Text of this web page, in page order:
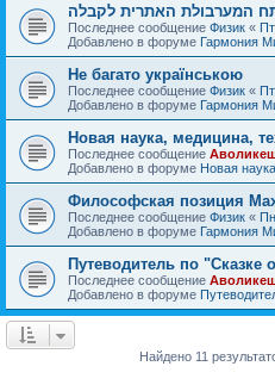
המערבולת האתרית לקבלה
Последнее сообщение Физик «
Добавлено в форуме Гармония
Не багато українською
Последнее сообщение Физик «
Добавлено в форуме Гармония
Новая наука, медицина,
Последнее сообщение
Добавлено в форуме Новая
Философская позиция
Последнее сообщение Физик «
Добавлено в форуме Гармония
Путеводитель по "Сказке
Последнее сообщение
Добавлено в форуме
Найдено 11